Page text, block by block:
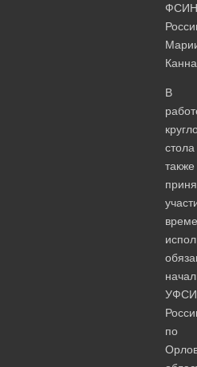
ФСИН
В
стола
также
по